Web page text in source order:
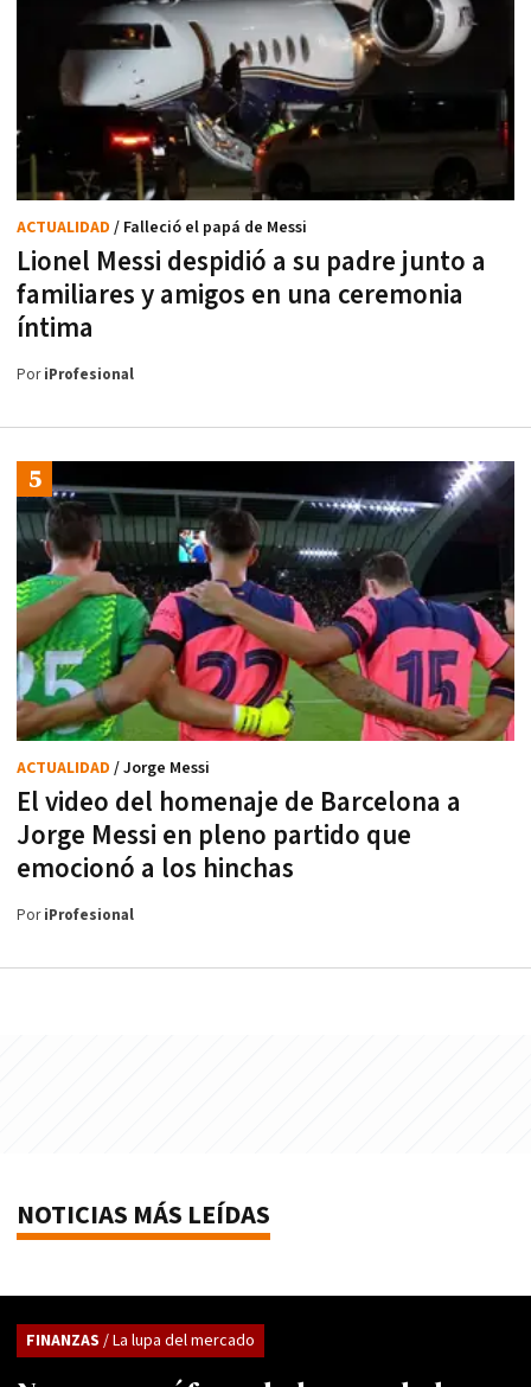
Lionel Messi despidió a su padre junto a
familiares y amigos en una ceremonia
íntima
ACTUALIDAD / Falleció el papá de Messi
PoriProfesional
El video del homenaje de Barcelona a
Jorge Messi en pleno partido que
emocionó a los hinchas
ACTUALIDAD / Jorge Messi
PoriProfesional
NOTICIAS MÁS LEÍDAS
FINANZAS / La lupa del mercado